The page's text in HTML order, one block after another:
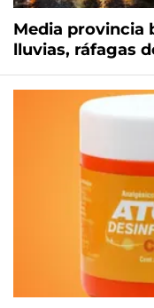
Media provincia
lluvias, ráfagas